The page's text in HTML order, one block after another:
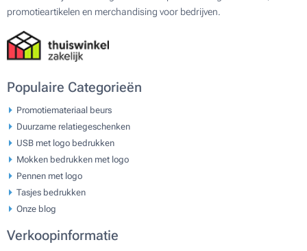
promotieartikelen en merchandising voor bedrijven.
Populaire Categorieën
Promotiemateriaal beurs
Duurzame relatiegeschenken
USB met logo bedrukken
Mokken bedrukken met logo
Pennen met logo
Tasjes bedrukken
Onze blog
Verkoopinformatie